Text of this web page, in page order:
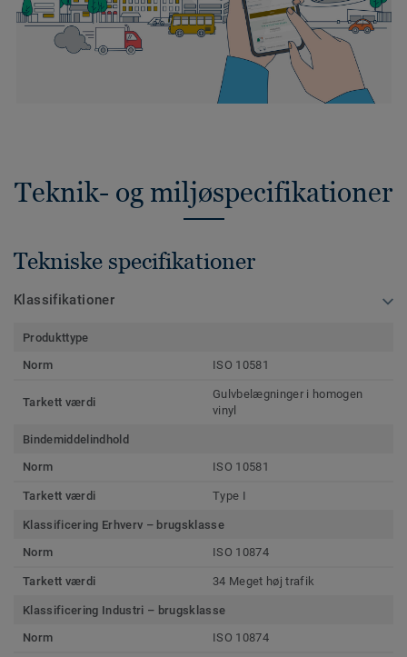
Teknik- og miljøspecifikationer
Tekniske specifikationer
Klassifikationer
Produkttype
Norm
ISO 10581
Tarkett værdi
Gulvbelægninger i homogen
vinyl
Bindemiddelindhold
Norm
ISO 10581
Tarkett værdi Type I
Klassificering Erhverv – brugsklasse
Norm
ISO 10874
Tarkett værdi 34 Meget høj trafik
Klassificering Industri – brugsklasse
Norm
ISO 10874